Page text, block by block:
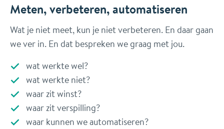
Meten, verbeteren, automatiseren
Wat je niet meet, kun je niet verbeteren. En daar gaan
we ver in. En dat bespreken we graag met jou.
wat werkte wel?
wat werkte niet?
waar zit winst?
waar zit verspilling?
waar kunnen we automatiseren?